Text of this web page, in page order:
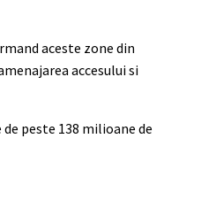
aceste zone din
accesului si